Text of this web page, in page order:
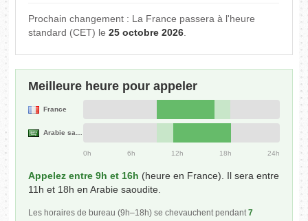
Prochain changement : La France passera à l'heure
standard (CET) le25 octobre 2026.
Meilleure heure pour appeler
France
Arabie saoudite
0h 6h 12h 18h 24h
Appelez entre 9h et 16h (heure en France). Il sera entre
11h et 18h en Arabie saoudite.
Les horaires de bureau (9h–18h) se chevauchent pendant7